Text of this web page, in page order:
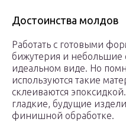
Достоинства молдов
Работать с готовыми
бижутерия и небольшие
идеальном виде. Но
используются такие
склеиваются
гладкие, будущие
финишной обработке.